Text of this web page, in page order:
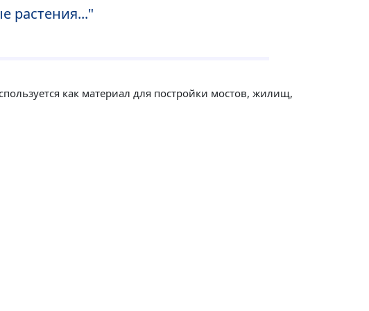
растения..."
как материал для постройки мостов, жилищ,